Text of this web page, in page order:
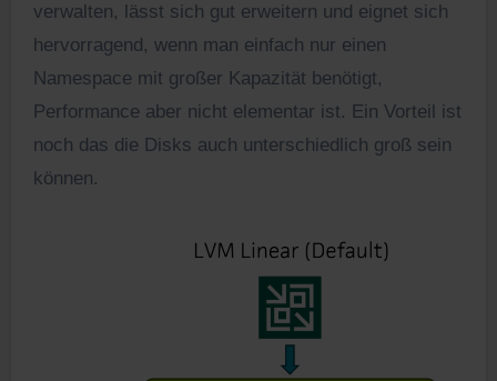
verwalten, lässt sich gut erweitern und eignet sich
hervorragend, wenn man einfach nur einen
Namespace mit großer Kapazität benötigt,
Performance aber nicht elementar ist. Ein Vorteil ist
noch das die Disks auch unterschiedlich groß sein
können.